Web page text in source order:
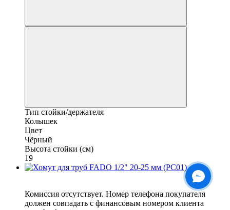
Тип стойки/держателя
Колышек
Цвет
Чёрный
Высота стойки (см)
19
Комиссия отсутствует. Номер телефона покупателя
должен совпадать с финансовым номером клиента